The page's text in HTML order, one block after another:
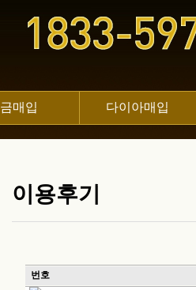
금매입 다이아매입
이용후기
번호